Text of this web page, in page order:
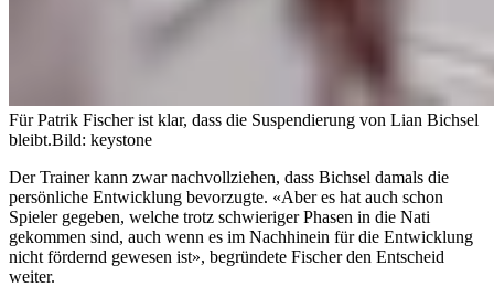
Für Patrik Fischer ist klar, dass die Suspendierung von Lian Bichsel
bleibt.Bild: keystone
Der Trainer kann zwar nachvollziehen, dass Bichsel damals die
persönliche Entwicklung bevorzugte. «Aber es hat auch schon
Spieler gegeben, welche trotz schwieriger Phasen in die Nati
gekommen sind, auch wenn es im Nachhinein für die Entwicklung
nicht fördernd gewesen ist», begründete Fischer den Entscheid
weiter.